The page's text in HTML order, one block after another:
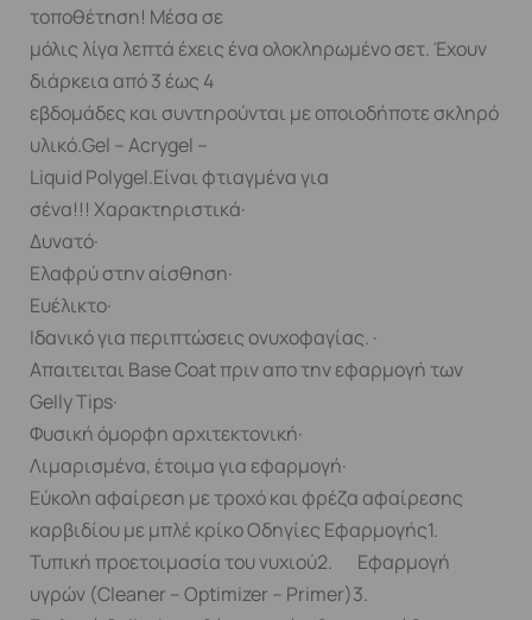
τοποθέτηση! Μέσα σε
μόλις λίγα λεπτά έχεις ένα ολοκληρωμένο σετ. Έχουν
διάρκεια από 3 έως 4
εβδομάδες και συντηρούνται με οποιοδήποτε σκληρό
υλικό.Gel – Acrygel –
Liquid Polygel.Είναι φτιαγμένα για
σένα!!! Χαρακτηριστικά·
Δυνατό·
Ελαφρύ στην αίσθηση·
Ευέλικτο·
Ιδανικό για περιπτώσεις ονυχοφαγίας. ·
Απαιτειται Base Coat πριν απο την εφαρμογή των
Gelly Tips·
Φυσική όμορφη αρχιτεκτονική·
Λιμαρισμένα, έτοιμα για εφαρμογή·
Εύκολη αφαίρεση με τροχό και φρέζα αφαίρεσης
καρβιδίου με μπλέ κρίκο Οδηγίες Εφαρμογής1.
Τυπική προετοιμασία του νυχιού2. Εφαρμογή
υγρών (Cleaner – Optimizer – Primer)3.